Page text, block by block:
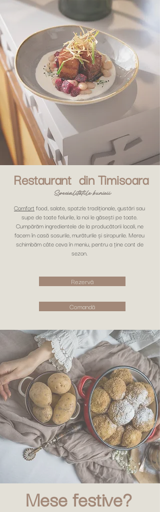
Restaurant din Timisoara
Specialitățile bunicii
Comfort food, salate, spatzle tradiționale, gustări sau
supe de toate felurile, la noi le găsești pe toate.
Cumpărăm ingredientele de la producătorii locali, ne
facem în casă sosurile, murăturile și siropurile. Mereu
schimbăm câte ceva în meniu, pentru a ține cont de
sezon.
Rezervă
Comandă
Mese festive?